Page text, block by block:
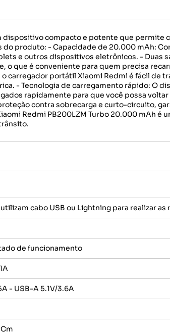
dispositivo compacto e potente que
produto: - Capacidade de 20.000 mAh:
e outros dispositivos eletrônicos. - Duas
que é conveniente para quem precisa
carregador portátil Xiaomi Redmi é fácil de
- Tecnologia de carregamento rápido: O
rapidamente para que você possa
contra sobrecarga e curto-circuito,
Redmi PB200LZM Turbo 20.000 mAh é
cabo USB ou Lightning para realizar as
de funcionamento
- USB-A 5.1V/3.6A